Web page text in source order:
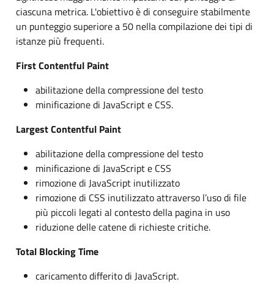
ciascuna metrica. L'obiettivo è di conseguire stabilmente
un punteggio superiore a 50 nella compilazione dei tipi di
istanze più frequenti.
First Contentful Paint
abilitazione della compressione del testo
minificazione di JavaScript e CSS.
Largest Contentful Paint
abilitazione della compressione del testo
minificazione di JavaScript e CSS
rimozione di JavaScript inutilizzato
rimozione di CSS inutilizzato attraverso l’uso di file
più piccoli legati al contesto della pagina in uso
riduzione delle catene di richieste critiche.
Total Blocking Time
caricamento differito di JavaScript.